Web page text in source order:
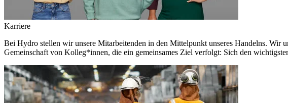
Karriere
Bei Hydro stellen wir unsere Mitarbeitenden in den Mittelpunkt unseres Handelns.
Gemeinschaft von Kolleg*innen, die ein gemeinsames Ziel verfolgt: Sich den